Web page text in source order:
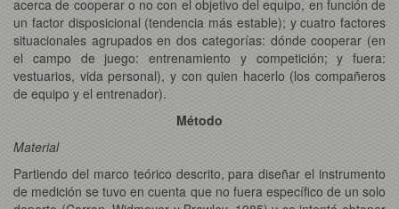
acerca de cooperar o no con el objetivo del equipo, en función de
un factor disposicional (tendencia más estable); y cuatro factores
situacionales agrupados en dos categorías: dónde cooperar (en
el campo de juego: entrenamiento y competición; y fuera:
vestuarios, vida personal), y con quien hacerlo (los compañeros
de equipo y el entrenador).
Método
Material
Partiendo del marco teórico descrito, para diseñar el instrumento
de medición se tuvo en cuenta que no fuera específico de un solo